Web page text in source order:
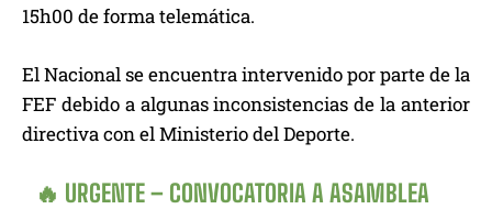
15h00 de forma telemática.
El Nacional se encuentra intervenido por parte de la
FEF debido a algunas inconsistencias de la anterior
directiva con el Ministerio del Deporte.
🔥 URGENTE – CONVOCATORIA A ASAMBLEA